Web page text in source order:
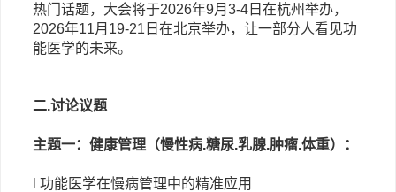
热门话题，大会将于2026年9月3-4日在杭州举办，
2026年11月19-21日在北京举办，让一部分人看见功
能医学的未来。
二.讨论议题
主题一：健康管理（慢性病.糖尿.乳腺.肿瘤.体重）：
l 功能医学在慢病管理中的精准应用